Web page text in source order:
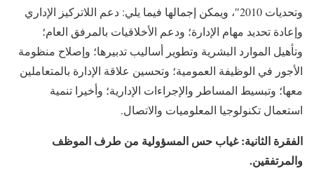
وتحديات 2010″، ويمكن إجمالها فيما يلي: دعم اللاتركيز الإداري
وإعادة تحديد مهام الإدارة؛ ودعم الأخلاقيات بالمرفق العام؛
وتأهيل الموارد البشرية وتطوير أساليب تدبيرها؛ وإصلاح منظومة
الأجور في الوظيفة العمومية؛ وتحسين علاقة الإدارة بالمتعاملين
معها؛ وتبسيط المساطر والإجراءات الإدارية؛ وأخيرا تنمية
استعمال تكنولوجيا المعلوميات والاتصال.
الفقرة الثانية: غياب حس المسؤولية من طرف الموظف
والمرتفقين.